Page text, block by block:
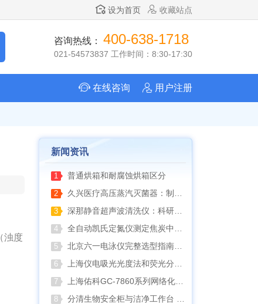
设为首页 收藏站点
咨询热线： 400-638-1718
021-54573837 工作时间：8:30-17:30
在线咨询 用户注册
浊度
新闻资讯
1 普通烘箱和耐腐蚀烘箱区分
2 久兴医疗高压蒸汽灭菌器：制药科研灭菌的可靠之选
3 深那静音超声波清洗仪：科研洁净新标准，安静高效更安心
4 全自动凯氏定氮仪测定焦炭中氮 上海纤检助力焦化行业精准检测
5 北京六一电泳仪完整选型指南（分电泳槽 + 电源两大模块，按实验场景直接匹配）
6 上海仪电吸光光度法和荧光分析法的异同
7 上海佑科GC-7860系列网络化气相色谱仪
8 分清生物安全柜与洁净工作台 苏州安泰科普两类设备差异